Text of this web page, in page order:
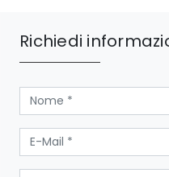
Richiedi